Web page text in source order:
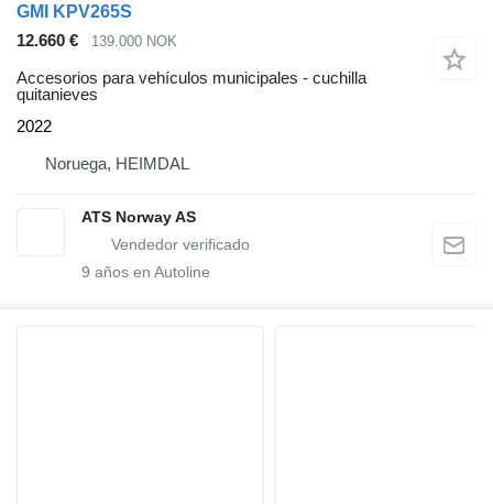
GMI KPV265S
12.660 €
139.000 NOK
Accesorios para vehículos municipales - cuchilla
quitanieves
2022
Noruega, HEIMDAL
ATS Norway AS
9 años en Autoline